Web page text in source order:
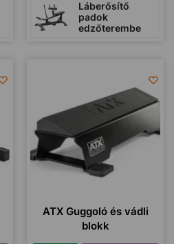
Láberősítő
padok
edzőterembe
ATX Guggoló és vádli
blokk